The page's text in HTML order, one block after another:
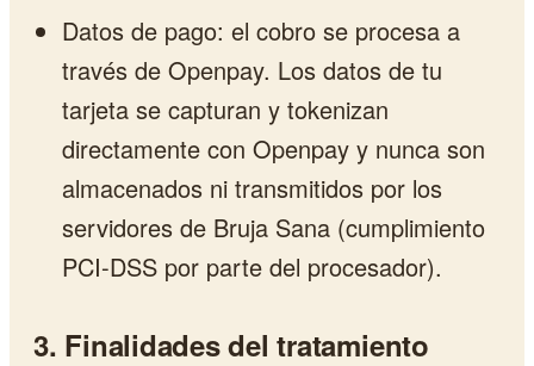
Datos de pago: el cobro se procesa a
través de Openpay. Los datos de tu
tarjeta se capturan y tokenizan
directamente con Openpay y nunca son
almacenados ni transmitidos por los
servidores de Bruja Sana (cumplimiento
PCI-DSS por parte del procesador).
3. Finalidades del tratamiento